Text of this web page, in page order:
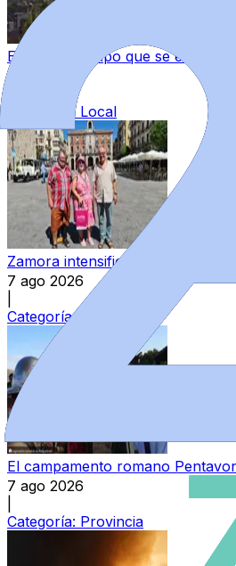
Este es el tiempo que se espera
7 ago 2026
Categoría: Local
Zamora intensifica su
7 ago 2026
Categoría:
El campamento romano
7 ago 2026
Categoría: Provincia